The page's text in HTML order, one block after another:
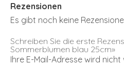
Rezensionen
Es gibt noch keine
Schreiben Sie die erste
Sommerblumen blau 25cm»
Ihre E-Mail-Adresse wird